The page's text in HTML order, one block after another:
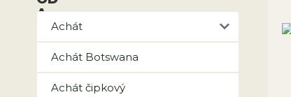
Achát
Achát Botswana
Achát čipkový